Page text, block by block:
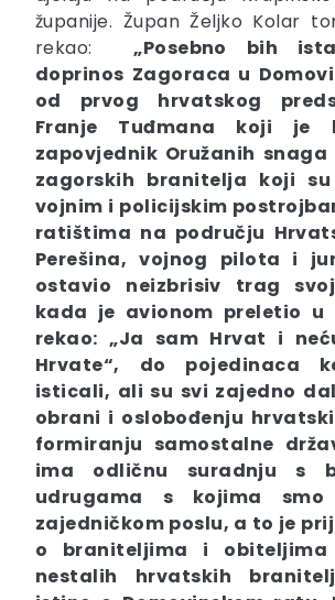
županije. Župan Željko Kolar
rekao:„Posebno bih
doprinos Zagoraca u
od prvog hrvatskog
Franje Tuđmana koji je
zapovjednik Oružanih snaga
zagorskih branitelja koji
vojnim i policijskim
ratištima na području
Perešina, vojnog pilota i
ostavio neizbrisiv trag
kada je avionom preletio u
rekao: „Ja sam Hrvat i
Hrvate“, do pojedinaca
isticali, ali su svi zajedno
obrani i oslobođenju
formiranju samostalne
ima odličnu suradnju s
udrugama s kojima
zajedničkom poslu, a to je
o braniteljima i
nestalih hrvatskih